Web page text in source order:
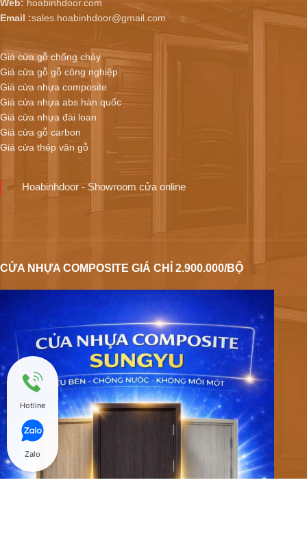
Web: hoabinhdoor.com
Email :sales.hoabinhdoor@gmail.com
Giá cửa gỗ chống cháy
Giá cửa gỗ gỗ công nghiệp
Giá cửa nhựa composite
Giá cửa nhựa abs hàn quốc
Giá cửa nhựa đài loan
Giá cửa gỗ carbon
Giá cửa thép vân gỗ
Hoabinhdoor - Showroom cửa online
CỬA NHỰA COMPOSITE GIÁ CHỈ 2.900.000/BỘ
Hotline
Zalo